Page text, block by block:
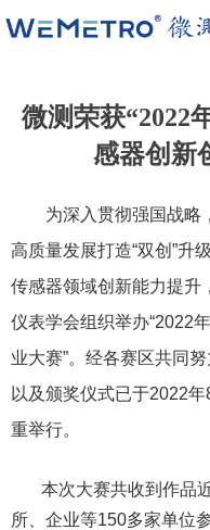
微测荣获“2022
感器创新
为深入贯彻强国战略
高质量发展打造“双创”升
传感器领域创新能力提升
仪表学会组织举办“2022
业大赛”。经各赛区共同
以及颁奖仪式已于2022
重举行。
本次大赛共收到作品
所、企业等150多家单位